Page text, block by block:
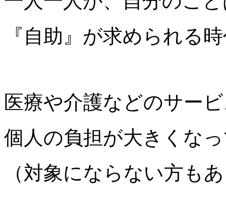
『自助』が求められる
医療や介護などのサー
個人の負担が大きくな
（対象にならない方も